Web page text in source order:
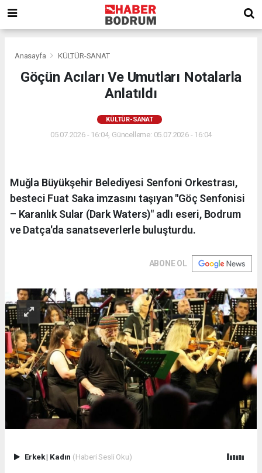
Anasayfa KÜLTÜR-SANAT
Göçün Acıları Ve Umutları Notalarla
Anlatıldı
KÜLTÜR-SANAT
05.07.2026 - 16:04, Güncelleme: 05.07.2026 - 16:04
Muğla Büyükşehir Belediyesi Senfoni Orkestrası,
besteci Fuat Saka imzasını taşıyan "Göç Senfonisi
– Karanlık Sular (Dark Waters)" adlı eseri, Bodrum
ve Datça'da sanatseverlerle buluşturdu.
ABONE OL
Erkek| Kadın (Haberi Sesli Oku)